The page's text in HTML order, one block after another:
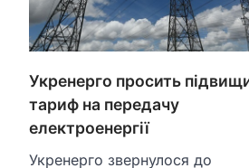
Укренерго просить
тариф на передачу
електроенергії
Укренерго звернулося до